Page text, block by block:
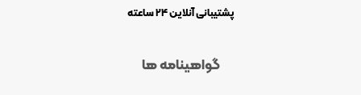
پشتیبانی آنلاین 24 ساعته
گواهینامه ها